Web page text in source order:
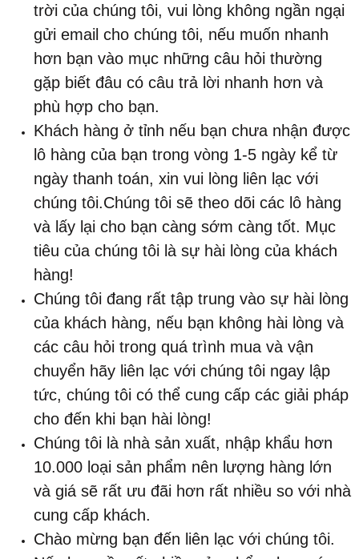
trời của chúng tôi, vui lòng không ngần ngại
gửi email cho chúng tôi, nếu muốn nhanh
hơn bạn vào mục những câu hỏi thường
gặp biết đâu có câu trả lời nhanh hơn và
phù hợp cho bạn.
Khách hàng ở tỉnh nếu bạn chưa nhận được
lô hàng của bạn trong vòng 1-5 ngày kể từ
ngày thanh toán, xin vui lòng liên lạc với
chúng tôi.Chúng tôi sẽ theo dõi các lô hàng
và lấy lại cho bạn càng sớm càng tốt. Mục
tiêu của chúng tôi là sự hài lòng của khách
hàng!
Chúng tôi đang rất tập trung vào sự hài lòng
của khách hàng, nếu bạn không hài lòng và
các câu hỏi trong quá trình mua và vận
chuyển hãy liên lạc với chúng tôi ngay lập
tức, chúng tôi có thể cung cấp các giải pháp
cho đến khi bạn hài lòng!
Chúng tôi là nhà sản xuất, nhập khẩu hơn
10.000 loại sản phẩm nên lượng hàng lớn
và giá sẽ rất ưu đãi hơn rất nhiều so với nhà
cung cấp khách.
Chào mừng bạn đến liên lạc với chúng tôi.